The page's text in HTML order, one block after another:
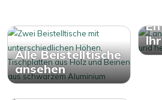
Alle Beistelltische
ansehen